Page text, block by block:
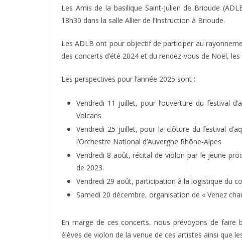
Les Amis de la basilique Saint-Julien de Brioude
18h30 dans la salle Allier de l’Instruction à Brioude.
Les ADLB ont pour objectif de participer au
des concerts d’été 2024 et du rendez-vous de Noël,
Les perspectives pour l’année 2025 sont :
Vendredi 11 juillet, pour l’ouverture du festival
Volcans
Vendredi 25 juillet, pour la clôture du festival
l’Orchestre National d’Auvergne Rhône-Alpes
Vendredi 8 août, récital de violon par le jeune
de 2023.
Vendredi 29 août, participation à la logistique du
Samedi 20 décembre, organisation de « Venez
En marge de ces concerts, nous prévoyons de faire
élèves de violon de la venue de ces artistes ainsi que